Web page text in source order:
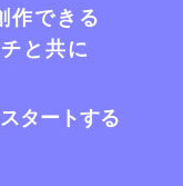
作できる
と共に
タートする